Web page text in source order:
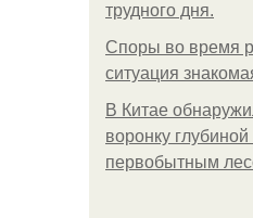
трудного дня.
Споры во время
ситуация
В Китaе
воронку
первобытным